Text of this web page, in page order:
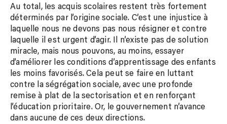
Au total, les acquis scolaires restent très fortement
déterminés par l’origine sociale. C’est une injustice à
laquelle nous ne devons pas nous résigner et contre
laquelle il est urgent d’agir. Il n’existe pas de solution
miracle, mais nous pouvons, au moins, essayer
d’améliorer les conditions d’apprentissage des enfants
les moins favorisés. Cela peut se faire en luttant
contre la ségrégation sociale, avec une profonde
remise à plat de la sectorisation et en renforçant
l’éducation prioritaire. Or, le gouvernement n’avance
dans aucune de ces deux directions.